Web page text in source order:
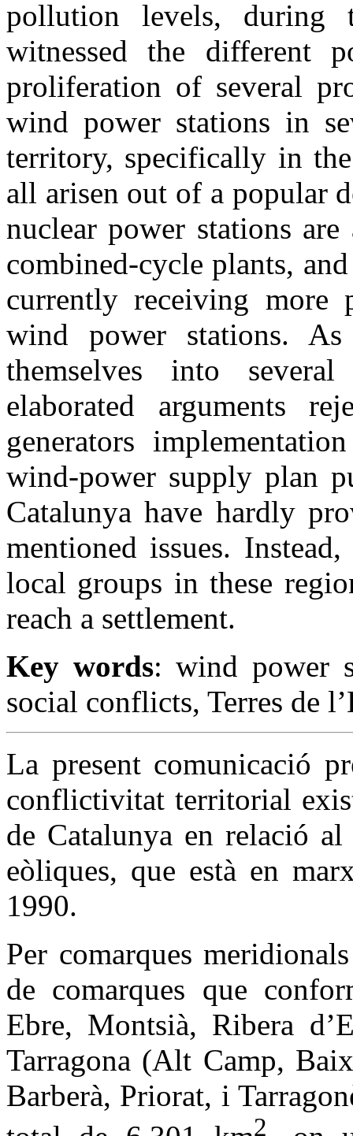
pollution levels, during
witnessed the different
proliferation of several
wind power stations in
territory, specifically in
all arisen out of a popular
nuclear power stations
combined-cycle plants,
currently receiving more
wind power stations.
themselves into
elaborated arguments
generators
wind-power supply plan
Catalunya have hardly
mentioned issues.
local groups in these
reach a settlement.
Key words: wind power
social conflicts, Terres de
La present comunicació
conflictivitat territorial
de Catalunya en relació al
eòliques, que està en
1990.
Per comarques
de comarques que
Ebre, Montsià, Ribera
Tarragona (Alt Camp,
Barberà, Priorat, i
2